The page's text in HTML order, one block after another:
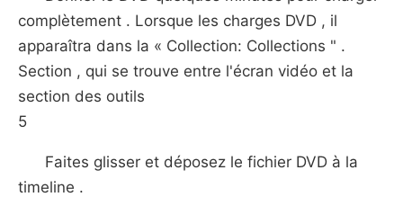
complètement . Lorsque les charges DVD , il
apparaîtra dans la « Collection: Collections " .
Section , qui se trouve entre l'écran vidéo et la
section des outils
5
Faites glisser et déposez le fichier DVD à la
timeline .